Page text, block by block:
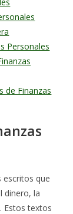
Personales
de Finanzas
escritos que
dinero, la
Estos textos